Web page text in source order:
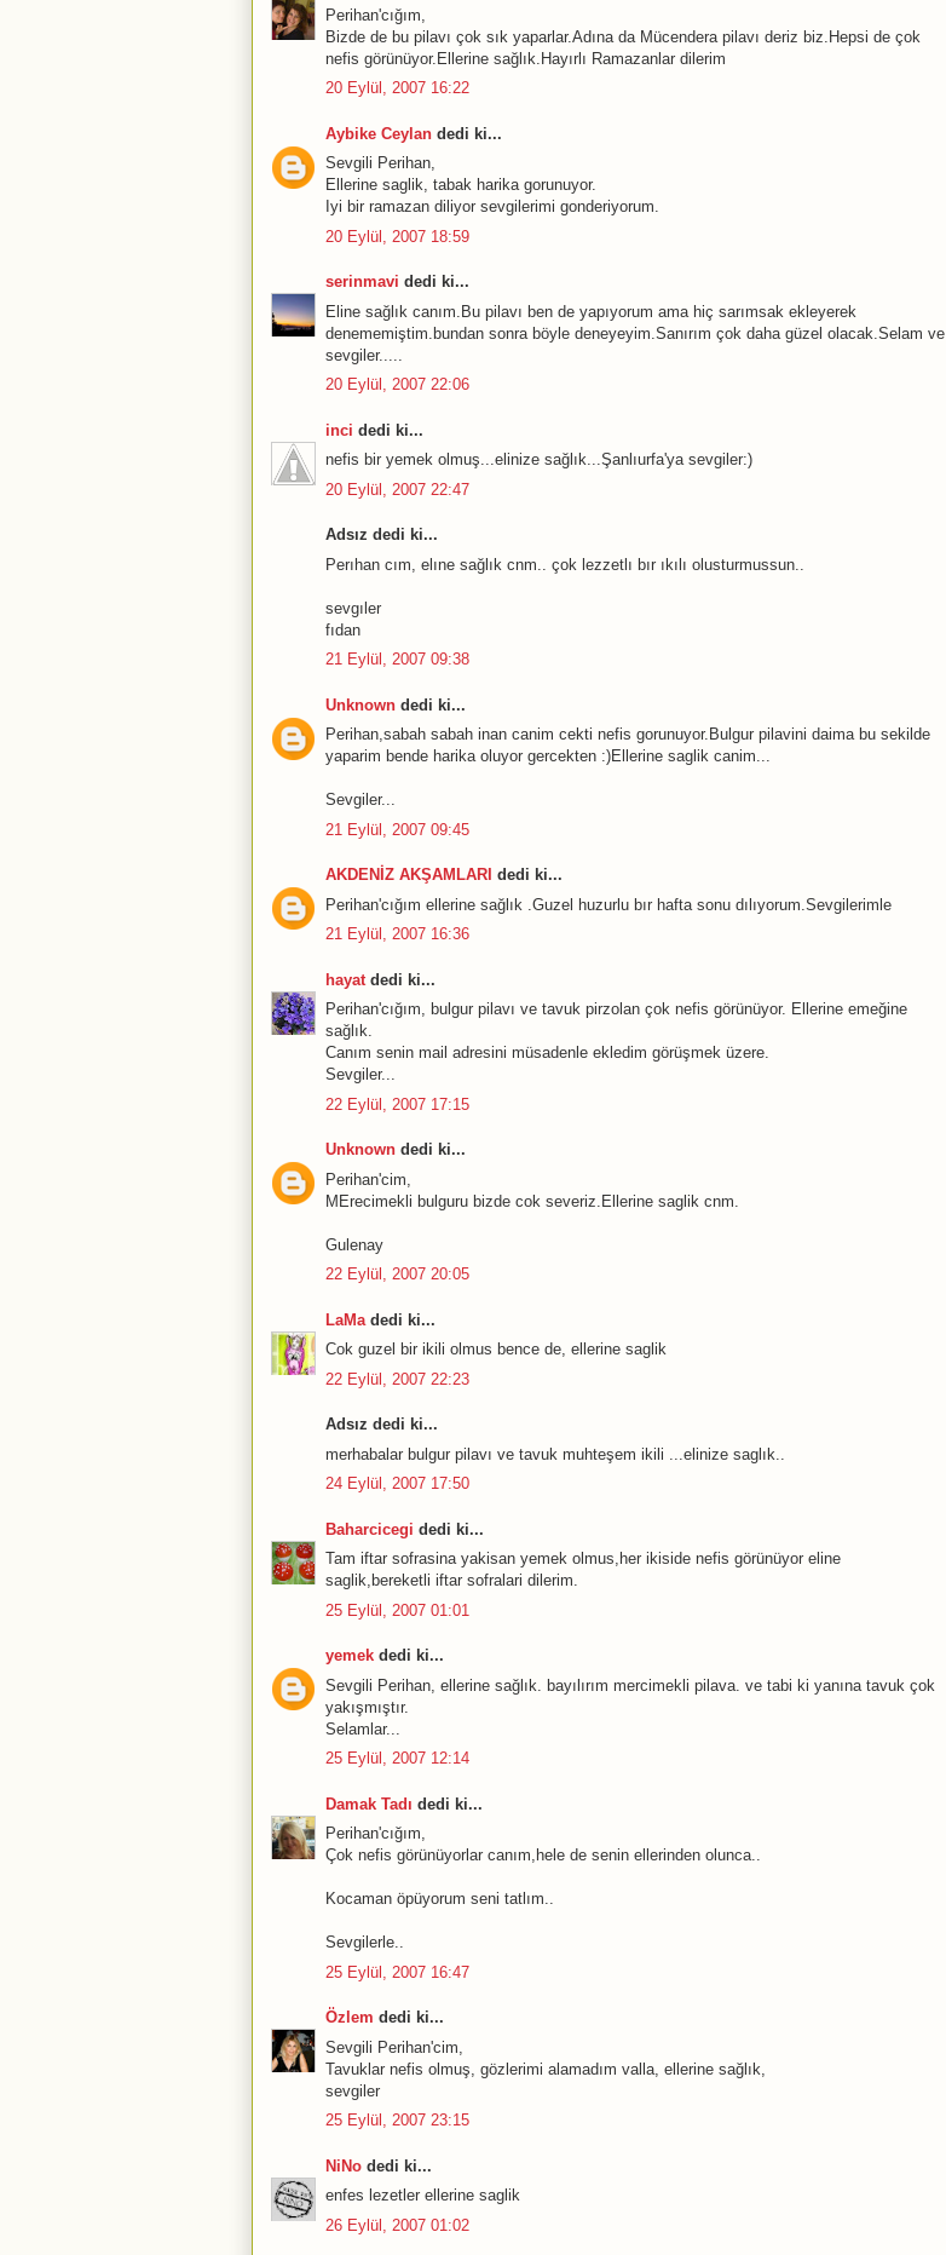
Perihan'cığım,
Bizde de bu pilavı çok sık yaparlar.Adına da Mücendera pilavı deriz biz.Hepsi de çok
nefis görünüyor.Ellerine sağlık.Hayırlı Ramazanlar dilerim
20 Eylül, 2007 16:22
Aybike Ceylan dedi ki...
Sevgili Perihan,
Ellerine saglik, tabak harika gorunuyor.
Iyi bir ramazan diliyor sevgilerimi gonderiyorum.
20 Eylül, 2007 18:59
serinmavi dedi ki...
Eline sağlık canım.Bu pilavı ben de yapıyorum ama hiç sarımsak ekleyerek
denememiştim.bundan sonra böyle deneyeyim.Sanırım çok daha güzel olacak.Selam ve
sevgiler.....
20 Eylül, 2007 22:06
inci dedi ki...
nefis bir yemek olmuş...elinize sağlık...Şanlıurfa'ya sevgiler:)
20 Eylül, 2007 22:47
Adsız dedi ki...
Perıhan cım, elıne sağlık cnm.. çok lezzetlı bır ıkılı olusturmussun..
sevgıler
fıdan
21 Eylül, 2007 09:38
Unknown dedi ki...
Perihan,sabah sabah inan canim cekti nefis gorunuyor.Bulgur pilavini daima bu sekilde
yaparim bende harika oluyor gercekten :)Ellerine saglik canim...
Sevgiler...
21 Eylül, 2007 09:45
AKDENİZ AKŞAMLARI dedi ki...
Perihan'cığım ellerine sağlık .Guzel huzurlu bır hafta sonu dılıyorum.Sevgilerimle
21 Eylül, 2007 16:36
hayat dedi ki...
Perihan'cığım, bulgur pilavı ve tavuk pirzolan çok nefis görünüyor. Ellerine emeğine
sağlık.
Canım senin mail adresini müsadenle ekledim görüşmek üzere.
Sevgiler...
22 Eylül, 2007 17:15
Unknown dedi ki...
Perihan'cim,
MErecimekli bulguru bizde cok severiz.Ellerine saglik cnm.
Gulenay
22 Eylül, 2007 20:05
LaMa dedi ki...
Cok guzel bir ikili olmus bence de, ellerine saglik
22 Eylül, 2007 22:23
Adsız dedi ki...
merhabalar bulgur pilavı ve tavuk muhteşem ikili ...elinize saglık..
24 Eylül, 2007 17:50
Baharcicegi dedi ki...
Tam iftar sofrasina yakisan yemek olmus,her ikiside nefis görünüyor eline
saglik,bereketli iftar sofralari dilerim.
25 Eylül, 2007 01:01
yemek dedi ki...
Sevgili Perihan, ellerine sağlık. bayılırım mercimekli pilava. ve tabi ki yanına tavuk çok
yakışmıştır.
Selamlar...
25 Eylül, 2007 12:14
Damak Tadı dedi ki...
Perihan'cığım,
Çok nefis görünüyorlar canım,hele de senin ellerinden olunca..
Kocaman öpüyorum seni tatlım..
Sevgilerle..
25 Eylül, 2007 16:47
Özlem dedi ki...
Sevgili Perihan'cim,
Tavuklar nefis olmuş, gözlerimi alamadım valla, ellerine sağlık,
sevgiler
25 Eylül, 2007 23:15
NiNo dedi ki...
enfes lezetler ellerine saglik
26 Eylül, 2007 01:02